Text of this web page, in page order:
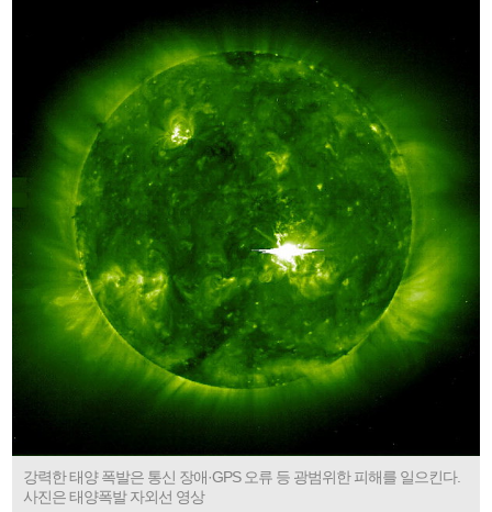
강력한 태양 폭발은 통신 장애·GPS 오류 등 광범위한 피해를 일으킨다.
사진은 태양폭발 자외선 영상